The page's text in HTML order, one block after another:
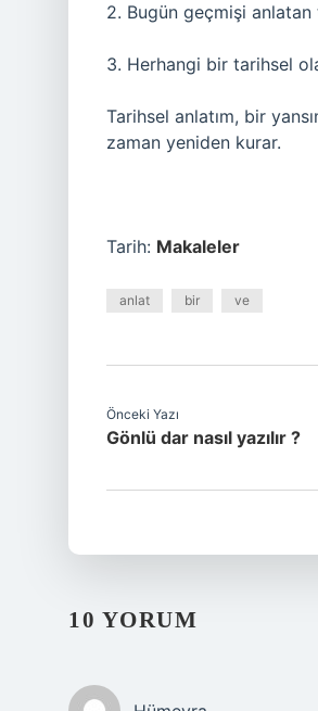
2. Bugün geçmişi anlatan
3. Herhangi bir tarihsel
Tarihsel anlatım, bir
zaman yeniden kurar.
Tarih: Makaleler
anlat bir ve
Önceki Yazı
Gönlü dar nasıl yazılır ?
10 YORUM